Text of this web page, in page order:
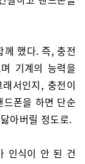
께 했다. 즉, 충전
기계의 능력을
서인지, 충전이
폰을 하면 단순
아버릴 정도로.
인식이 안 된 건